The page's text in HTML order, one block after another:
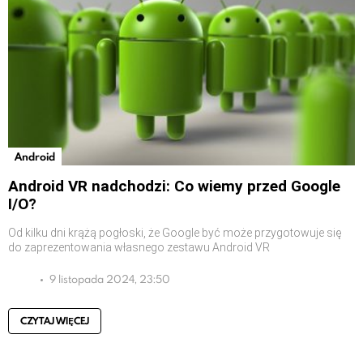
Android
Android VR nadchodzi: Co wiemy przed Google
I/O?
Od kilku dni krążą pogłoski, że Google być może przygotowuje się
do zaprezentowania własnego zestawu Android VR
9 listopada 2024, 23:50
CZYTAJ WIĘCEJ